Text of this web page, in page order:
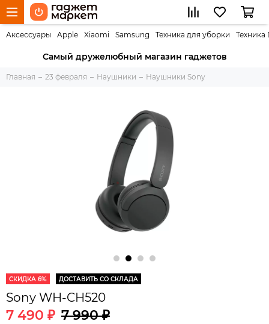
Аксессуары Apple Xiaomi Samsung Техника для уборки Техника
Самый дружелюбный магазин гаджетов
Главная 23 февраля Наушники Наушники Sony
СКИДКА 6% ДОСТАВИТЬ СО СКЛАДА
Sony WH-CH520
7 490 ₽ 7 990 ₽